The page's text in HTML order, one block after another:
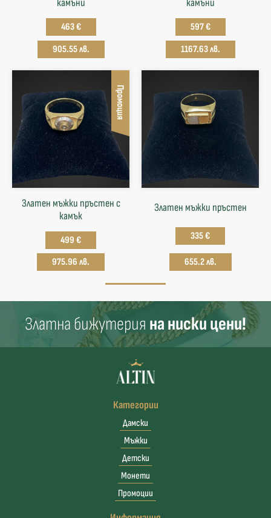
камъни
463 €
905.55 лв.
камъни
597 €
1167.63 лв.
Промоция
Златен мъжки пръстен с
камък
499 €
975.96 лв.
Златен мъжки пръстен
335 €
655.2 лв.
Златна бижутерия на ниски цени!
Категории
Дамски
Мъжки
Детски
Монети
Промоции